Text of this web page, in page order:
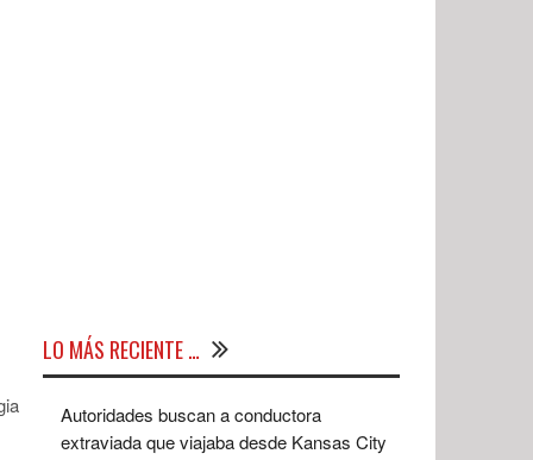
LO MÁS RECIENTE …
Autoridades buscan a conductora
extraviada que viajaba desde Kansas City